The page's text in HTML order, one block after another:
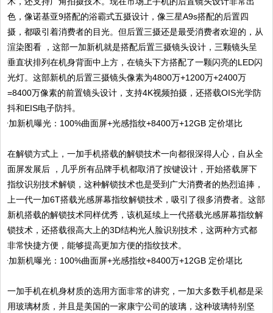
色，像诺基亚9搭配的浴霸式五摄设计，像三星A9s搭配的后置四
摄，都吸引着消费者的目光。但后置三摄还是最受消费者欢迎的，从
渲染图看 ，这部一加新机就是搭配后置三摄镜头设计，三颗镜头呈
垂直状排列在机身背面中上方，在镜头下方搭配了一颗闪亮的LED闪
光灯。这部新机的后置三摄镜头像素为4800万+1200万+2400万
=8400万像素的前置镜头设计，支持4K视频拍摄，还搭载OIS光学防
抖和EIS电子防抖。
在解锁方式上，一加手机搭载的解锁技术一向都很深得人心，自从全
面屏发展后 ，几乎所有品牌手机都取消了按键设计，开始搭载屏下
指纹识别技术解锁，这种解锁技术也是受到广大消费者的热烈追捧，
上一代一加6T搭载光感屏幕指纹解锁技术，吸引了很多消费者。这部
新机搭载的解锁技术同样优秀，该机延续上一代搭载光感屏幕指纹解
锁技术，还搭载很高大上的3D结构光人脸识别技术，这两种方式都
非常快捷方便，能够提高更加方便的指纹技术。
一加手机在机身材质的选用方面非常的讲究，一加大多数手机都是采
用玻璃材质，并且是美国的一家康宁公司的玻璃，这种玻璃特别坚